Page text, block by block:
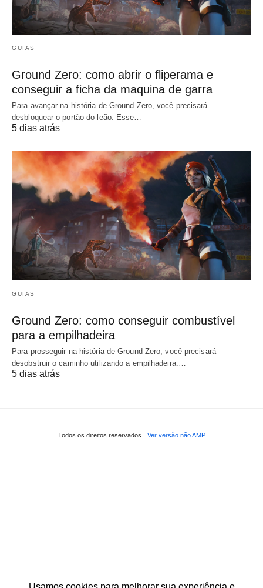
GUIAS
Ground Zero: como abrir o fliperama e
conseguir a ficha da maquina de garra
Para avançar na história de Ground Zero, você precisará
desbloquear o portão do leão. Esse…
5 dias atrás
GUIAS
Ground Zero: como conseguir combustível
para a empilhadeira
Para prosseguir na história de Ground Zero, você precisará
desobstruir o caminho utilizando a empilhadeira.…
5 dias atrás
Todos os direitos reservados Ver versão não AMP